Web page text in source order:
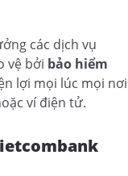
các dịch vụ
vệ bởi bảo hiểm
lợi mọi lúc mọi nơi
ví điện tử.